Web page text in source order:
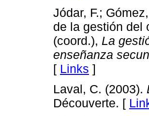
Jódar, F.;
de la gestión del
(coord.), La
enseñanza
[ Links ]
Laval, C. (2003).
Découverte. [